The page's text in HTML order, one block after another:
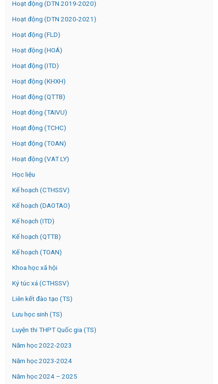
Hoạt động (DTN 2019-2020)
Hoạt động (DTN 2020-2021)
Hoạt động (FLD)
Hoạt động (HOÁ)
Hoạt động (ITD)
Hoạt động (KHXH)
Hoạt động (QTTB)
Hoạt động (TAIVU)
Hoạt động (TCHC)
Hoạt động (TOAN)
Hoạt động (VAT LY)
Học liệu
Kế hoạch (CTHSSV)
Kế hoạch (DAOTAO)
Kế hoạch (ITD)
Kế hoạch (QTTB)
Kế hoạch (TOAN)
Khoa học xã hội
Ký túc xá (CTHSSV)
Liên kết đào tạo (TS)
Lưu học sinh (TS)
Luyện thi THPT Quốc gia (TS)
Năm học 2022-2023
Năm học 2023-2024
Năm học 2024 – 2025